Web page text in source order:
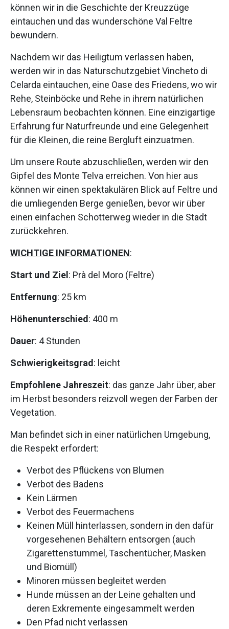
können wir in die Geschichte der Kreuzzüge
eintauchen und das wunderschöne Val Feltre
bewundern.
Nachdem wir das Heiligtum verlassen haben,
werden wir in das Naturschutzgebiet Vincheto di
Celarda eintauchen, eine Oase des Friedens, wo wir
Rehe, Steinböcke und Rehe in ihrem natürlichen
Lebensraum beobachten können. Eine einzigartige
Erfahrung für Naturfreunde und eine Gelegenheit
für die Kleinen, die reine Bergluft einzuatmen.
Um unsere Route abzuschließen, werden wir den
Gipfel des Monte Telva erreichen. Von hier aus
können wir einen spektakulären Blick auf Feltre und
die umliegenden Berge genießen, bevor wir über
einen einfachen Schotterweg wieder in die Stadt
zurückkehren.
WICHTIGE INFORMATIONEN:
Start und Ziel : Prà del Moro (Feltre)
Entfernung: 25 km
Höhenunterschied : 400 m
Dauer: 4 Stunden
Schwierigkeitsgrad : leicht
Empfohlene Jahreszeit: das ganze Jahr über, aber
im Herbst besonders reizvoll wegen der Farben der
Vegetation.
Man befindet sich in einer natürlichen Umgebung,
die Respekt erfordert:
Verbot des Pflückens von Blumen
Verbot des Badens
Kein Lärmen
Verbot des Feuermachens
Keinen Müll hinterlassen, sondern in den dafür
vorgesehenen Behältern entsorgen (auch
Zigarettenstummel, Taschentücher, Masken
und Biomüll)
Minoren müssen begleitet werden
Hunde müssen an der Leine gehalten und
deren Exkremente eingesammelt werden
Den Pfad nicht verlassen